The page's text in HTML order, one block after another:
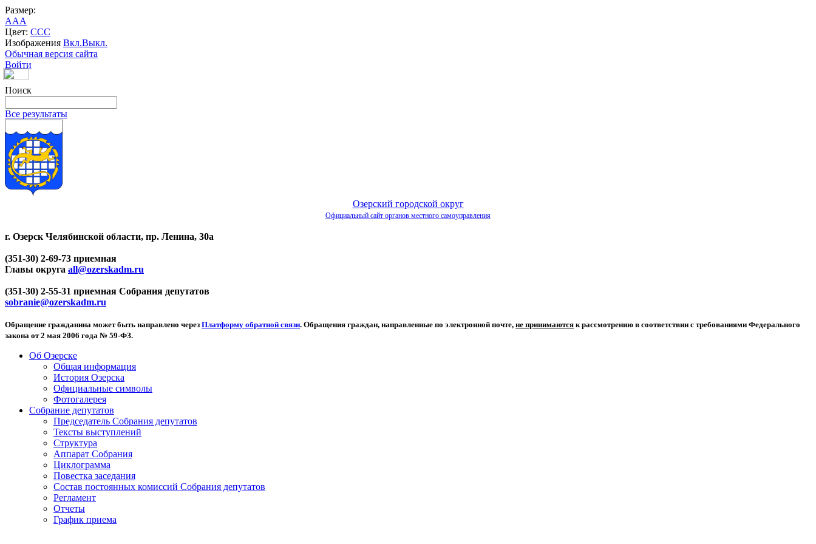
Размер:
AAA
Цвет: CCC
Изображения Вкл.Выкл.
Обычная версия сайта
Войти
Поиск
Все результаты
Озерский городской округ
Официальный сайт органов местного самоуправления
г. Озерск Челябинской области, пр. Ленина, 30а
(351-30) 2-69-73 приемная
Главы округа all@ozerskadm.ru
(351-30) 2-55-31 приемная Собрания депутатов
sobranie@ozerskadm.ru
Обращение гражданина может быть направлено через Платформу обратной связи. Обращения граждан, направленные по электронной почте, не принимаются к рассмотрению в соответствии с требованиями Федерального
закона от 2 мая 2006 года № 59-ФЗ.
Об Озерске
Общая информация
История Озерска
Официальные символы
Фотогалерея
Собрание депутатов
Председатель Собрания депутатов
Тексты выступлений
Структура
Аппарат Собрания
Циклограмма
Повестка заседания
Состав постоянных комиссий Собрания депутатов
Регламент
Отчеты
График приема